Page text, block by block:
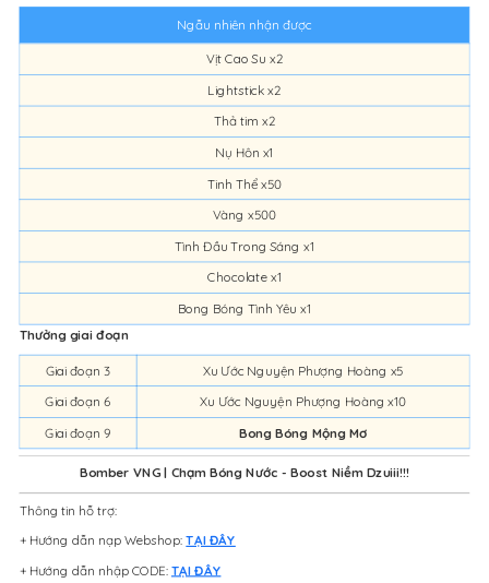
Ngẫu nhiên nhận được
Vịt Cao Su x2
Lightstick x2
Thả tim x2
Nụ Hôn x1
Tinh Thể x50
Vàng x500
Tình Đầu Trong Sáng x1
Chocolate x1
Bong Bóng Tình Yêu x1
Thưởng giai đoạn
Giai đoạn 3 Xu Ước Nguyện Phượng Hoàng x5
Giai đoạn 6
Xu Ước Nguyện Phượng Hoàng x10
Giai đoạn 9
Bong Bóng Mộng Mơ
Bomber VNG | Chạm Bóng Nước - Boost Niềm Dzuiii!!!
Thông tin hỗ trợ:
+ Hướng dẫn nạp Webshop:TẠI ĐÂY
+ Hướng dẫn nhập CODE: TẠI ĐÂY